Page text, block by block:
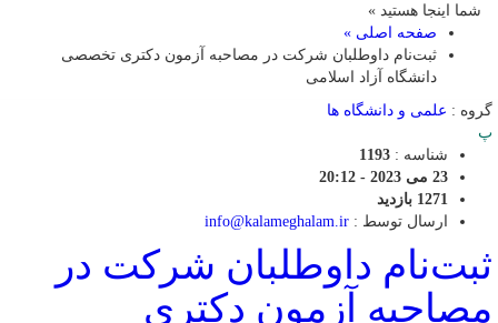
شما اینجا هستید »
صفحه اصلی »
ثبت‌نام داوطلبان شرکت در مصاحبه آزمون دکتری تخصصی
دانشگاه آزاد اسلامی
گروه : علمی و دانشگاه ها
پ
شناسه : 1193
23 می 2023 - 20:12
1271 بازدید
ارسال توسط : info@kalameghalam.ir
ثبت‌نام داوطلبان شرکت در
مصاحبه آزمون دکتری